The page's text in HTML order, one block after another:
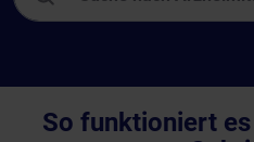
So funktioniert